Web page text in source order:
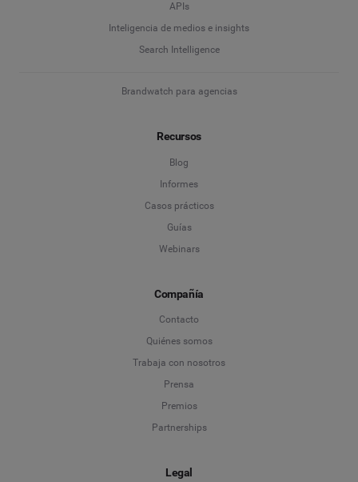
APIs
Inteligencia de medios e insights
Search Intelligence
Brandwatch para agencias
Recursos
Blog
Informes
Casos prácticos
Guías
Webinars
Compañía
Contacto
Quiénes somos
Trabaja con nosotros
Prensa
Premios
Partnerships
Legal